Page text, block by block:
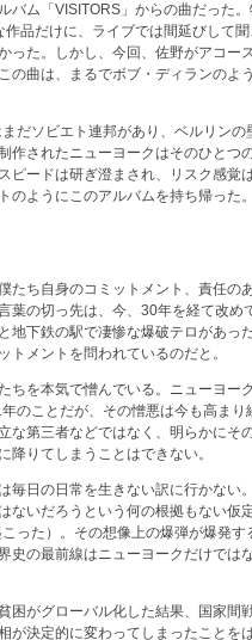
バム「VISITORS」からの曲だった。
作品だけに、ライブでは間延びして
った。しかし、今回、佐野がアコー
の曲は、まるでボブ・ディランのよ
だソビエト連邦があり、ベルリンの
作されたニューヨークはそのひとつ
ピードは研ぎ澄まされ、リスク感覚
のようにこのアルバムを持ち帰った
たち自身のコミットメント、責任の
葉の切っ先は、今、30年を経て改め
地下鉄の駅で凄惨な爆破テロがあっ
メントを問われているのだと。
を本気で憎んでいる。ニューヨー
のことだが、その憎悪は今も高まり
な第三者などではなく、明らかにそ
降りてしまうことはできない。
毎日の日常を生きない訳に行かない
ないだろうという何の根拠もない仮
った）。その想像上の爆弾が爆発す
史の最前線はニューヨークだけでは
困がグローバル化した結果、国家間
が決定的に変わってしまったことを